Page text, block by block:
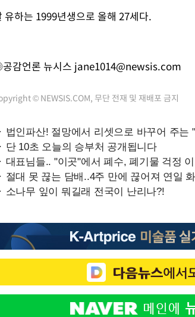
유하는 1999년생으로 올해 27세다.
감언론 뉴시스 jane1014@newsis.com
© NEWSIS.COM, 무단 전재 및 재배포 금지